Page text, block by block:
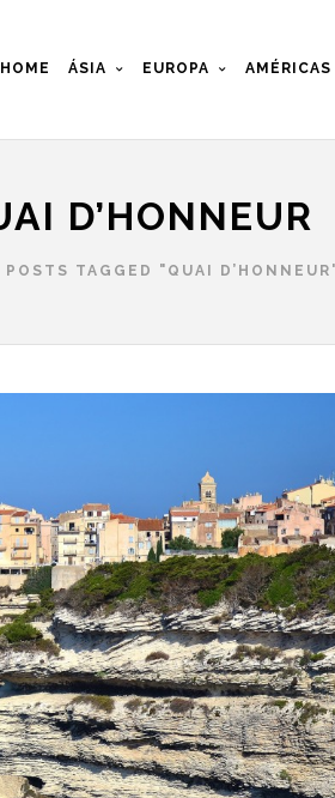
HOME ÁSIA EUROPA AMÉRICAS
D’HONNEUR
POSTS TAGGED "QUAI